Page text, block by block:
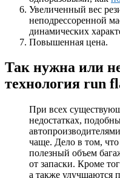
Увеличенный вес
неподрессоренной
динамических
Повышенная цена.
Так нужна или
технология run
При всех
недостатках,
чаще. Дело в том, что
полезный объем
от запаски. Кроме
а также улучшаются